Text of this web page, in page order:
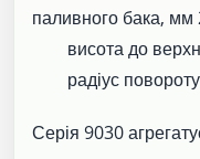
паливного бака, мм
висота до
радіус
Серія 9030